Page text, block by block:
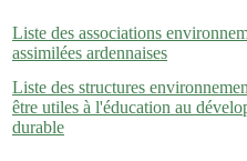
Liste des associations
assimilées ardennaises
Liste des structures
être utiles à l'éducation au
durable